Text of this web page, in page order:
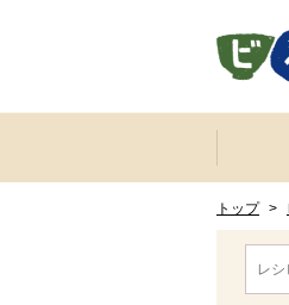
ここからサイト内共通メニューです
サイト内共通メニューをスキップす
トップ >
ここか
消費材
ここか